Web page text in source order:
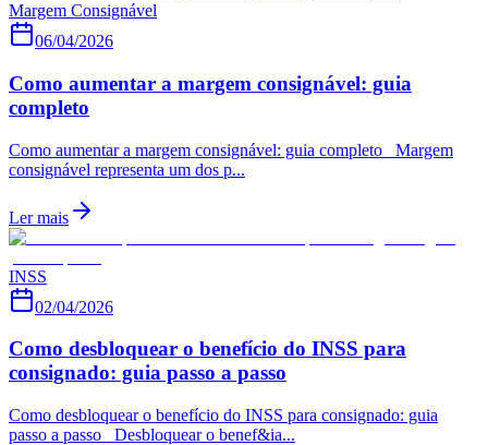
Margem Consignável
06/04/2026
Como aumentar a margem consignável: guia
completo
Como aumentar a margem consignável: guia completo Margem
consignável representa um dos p...
Ler mais
INSS
02/04/2026
Como desbloquear o benefício do INSS para
consignado: guia passo a passo
Como desbloquear o benefício do INSS para consignado: guia
passo a passo Desbloquear o benef&ia...